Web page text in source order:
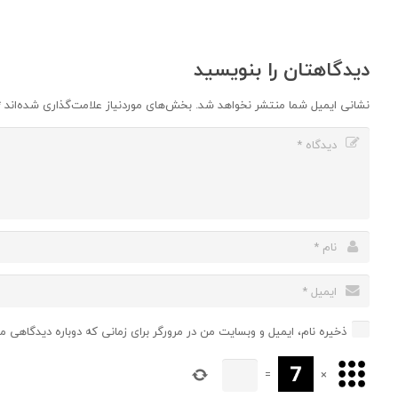
دیدگاهتان را بنویسید
نشانی ایمیل شما منتشر نخواهد شد. بخش‌های موردنیاز علامت‌گذاری شده‌اند
ذخیره نام، ایمیل و وبسایت من در مرورگر برای زمانی که دوباره
×
=